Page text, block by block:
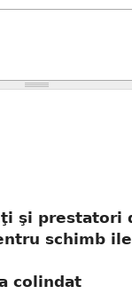
şi prestatori
schimb
colindat